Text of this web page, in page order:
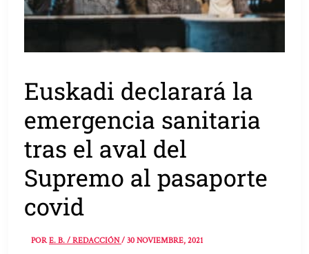
Euskadi declarará la
emergencia sanitaria
tras el aval del
Supremo al pasaporte
covid
PORE. B. / REDACCIÓN/30 NOVIEMBRE, 2021